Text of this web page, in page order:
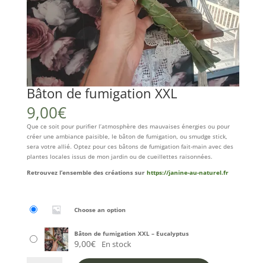
Bâton de fumigation XXL
9,00€
Que ce soit pour purifier l’atmosphère des mauvaises énergies ou pour
créer une ambiance paisible, le bâton de fumigation, ou smudge stick,
sera votre allié. Optez pour ces bâtons de fumigation fait-main avec des
plantes locales issus de mon jardin ou de cueillettes raisonnées.
Retrouvez l’ensemble des créations sur https://janine-au-naturel.fr
Choose an option
Bâton de fumigation XXL – Eucalyptus
9,00€ En stock